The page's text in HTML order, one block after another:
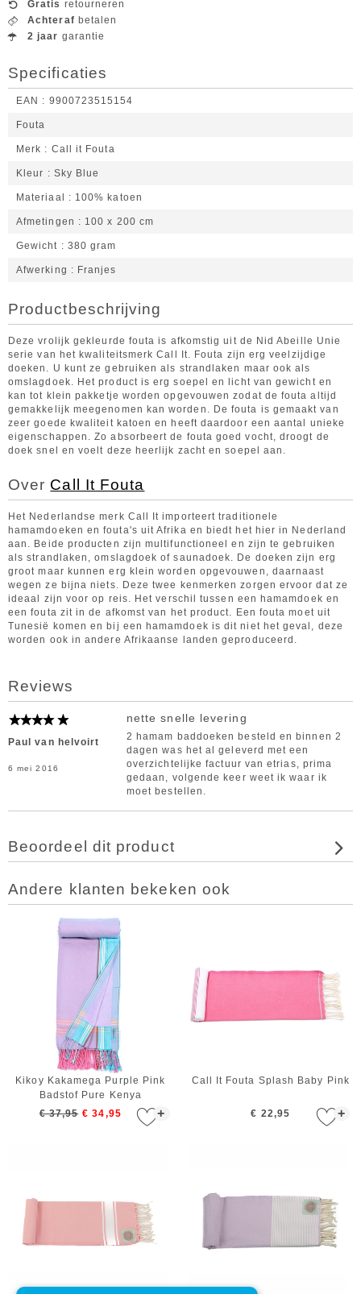
Gratis retourneren
Achteraf betalen
2 jaar garantie
Specificaties
EAN 9900723515154
Fouta
Merk Call it Fouta
Kleur Sky Blue
Materiaal 100% katoen
Afmetingen 100 x 200 cm
Gewicht 380 gram
Afwerking Franjes
Productbeschrijving
Deze vrolijk gekleurde fouta is afkomstig uit de Nid Abeille Unie
serie van het kwaliteitsmerk Call It. Fouta zijn erg veelzijdige
doeken. U kunt ze gebruiken als strandlaken maar ook als
omslagdoek. Het product is erg soepel en licht van gewicht en
kan tot klein pakketje worden opgevouwen zodat de fouta altijd
gemakkelijk meegenomen kan worden. De fouta is gemaakt van
zeer goede kwaliteit katoen en heeft daardoor een aantal unieke
eigenschappen. Zo absorbeert de fouta goed vocht, droogt de
doek snel en voelt deze heerlijk zacht en soepel aan.
Over Call It Fouta
Het Nederlandse merk Call It importeert traditionele
hamamdoeken en fouta's uit Afrika en biedt het hier in Nederland
aan. Beide producten zijn multifunctioneel en zijn te gebruiken
als strandlaken, omslagdoek of saunadoek. De doeken zijn erg
groot maar kunnen erg klein worden opgevouwen, daarnaast
wegen ze bijna niets. Deze twee kenmerken zorgen ervoor dat ze
ideaal zijn voor op reis. Het verschil tussen een hamamdoek en
een fouta zit in de afkomst van het product. Een fouta moet uit
Tunesië komen en bij een hamamdoek is dit niet het geval, deze
worden ook in andere Afrikaanse landen geproduceerd.
Reviews
Paul van helvoirt
6 mei 2016
nette snelle levering
2 hamam baddoeken besteld en binnen 2
dagen was het al geleverd met een
overzichtelijke factuur van etrias, prima
gedaan, volgende keer weet ik waar ik
moet bestellen.
Beoordeel dit product
Andere klanten bekeken ook
+
Kikoy Kakamega Purple Pink
Badstof Pure Kenya
€ 37,95 € 34,95 +
Call It Fouta Splash Baby Pink
€ 22,95